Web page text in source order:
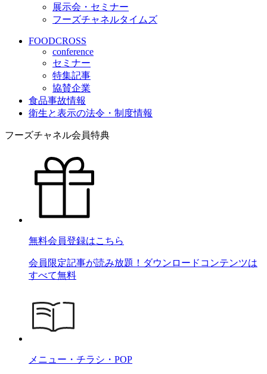
展示会・セミナー
フーズチャネルタイムズ
FOODCROSS
conference
セミナー
特集記事
協賛企業
食品事故情報
衛生と表示の法令・制度情報
フーズチャネル会員特典
無料会員登録はこちら
会員限定記事が読み放題！ダウンロードコンテンツは
すべて無料
メニュー・チラシ・POP